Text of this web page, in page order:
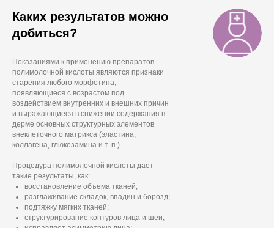
Каких результатов можно
добиться?
Показаниями к применению препаратов
полимолочной кислоты являются признаки
старения любого морфотипа,
появляющиеся с возрастом под
воздействием внутренних и внешних причин
и выражающиеся в снижении содержания в
дерме основных структурных элементов
внеклеточного матрикса (эластина,
коллагена, глюкозамина и т. п.).
Процедура полимолочной кислоты дает
такие результаты, как:
восстановление объема тканей;
разглаживание складок, впадин и борозд;
подтяжку мягких тканей;
структурирование контуров лица и шеи;